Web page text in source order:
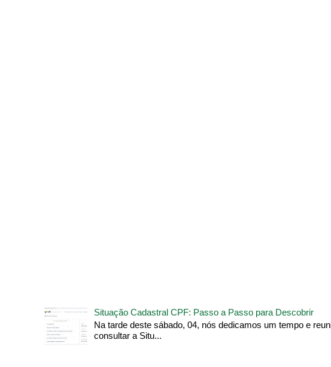
Situação Cadastral CPF: Passo a Passo para Descobrir
Na tarde deste sábado, 04, nós dedicamos um tempo e
consultar a Situ...